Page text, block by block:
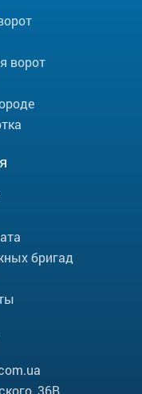
ворот
бригад
36В